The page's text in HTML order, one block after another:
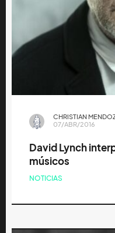
CHRISTIAN
07/ABR/2016
David Lynch
músicos
NOTICIAS